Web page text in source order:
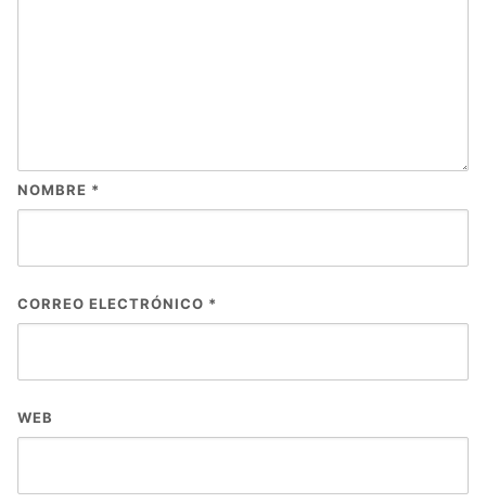
NOMBRE *
CORREO ELECTRÓNICO *
WEB